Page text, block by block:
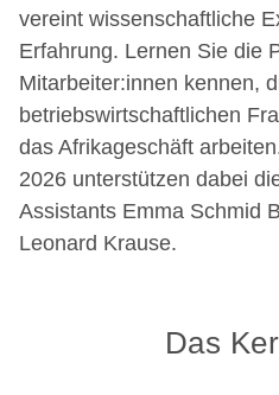
vereint wissenschaftliche
Erfahrung. Lernen Sie die
Mitarbeiter:innen kennen,
betriebswirtschaftlichen
das Afrikageschäft
2026 unterstützen dabei
Assistants Emma Schmid
Leonard Krause.
Das